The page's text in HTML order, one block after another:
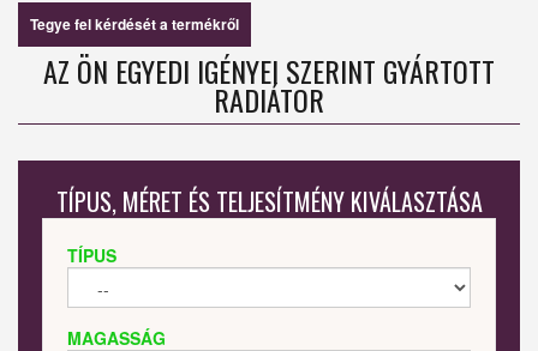
Tegye fel kérdését a termékről
AZ ÖN EGYEDI IGÉNYEI SZERINT GYÁRTOTT
RADIÁTOR
TÍPUS, MÉRET ÉS TELJESÍTMÉNY KIVÁLASZTÁSA
TÍPUS
MAGASSÁG